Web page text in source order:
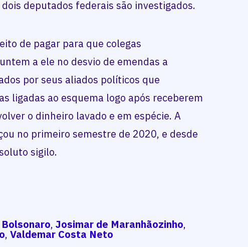
deputados federais são investigados.
de pagar para que colegas
a ele no desvio de emendas a
por seus aliados políticos que
ligadas ao esquema logo após receberem
o dinheiro lavado e em espécie. A
no primeiro semestre de 2020, e desde
sigilo.
,Josimar de Maranhãozinho,
,Valdemar Costa Neto